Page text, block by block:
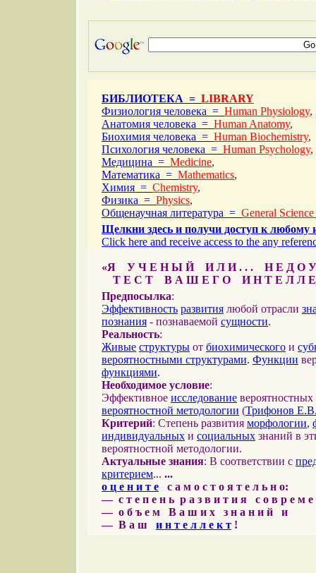
БИБЛИОТЕКА = LIBRARY
Физиология человека = Human Physiology,
Анатомия человека = Human Anatomy,
Биохимия человека = Human Biochemistry,
Психология человека = Human Psychology,
Медицина = Medicine,
Математика = Mathematics,
Химия = Chemistry,
Физика = Physics,
Общенаучная литература = General
Щелкни здесь и получи доступ к любому
Click here and receive access to the any
«Я У Ч Е Н Ы Й И Л И . . . Н Е Д О У
Т Е С Т В А Ш Е Г О И Н Т Е Л Л Е
Предпосылка:
Эффективность развития любой отрасли
познания - познаваемой сущности.
Реальность:
Живые структуры от биохимического и
вероятностными структурами. Функции
функциями.
Необходимое условие:
Эффективное исследование
вероятностной методологии (Трифонов
Критерий: Степень развития морфологии,
индивидуальных и социальных знаний в
вероятностной методологии.
Актуальные знания: В соответствии с
критерием... ...
о ц е н и т е с а м о с т о я т е л ь н о:
— с т е п е н ь р а з в и т и я с о в р е м
— о б ъ е м В а ш и х з н а н и й и
— В а ш и н т е л л е к т !